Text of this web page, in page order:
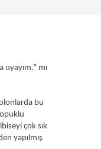
mı
bu
çok sık
yapılmış